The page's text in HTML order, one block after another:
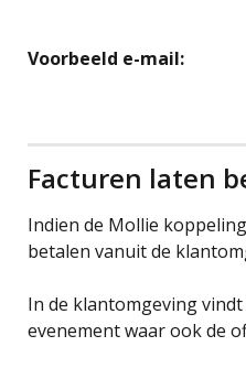
Voorbeeld e-mail:
Facturen laten
Indien de Mollie
betalen vanuit de
In de klantomgeving
evenement waar ook de